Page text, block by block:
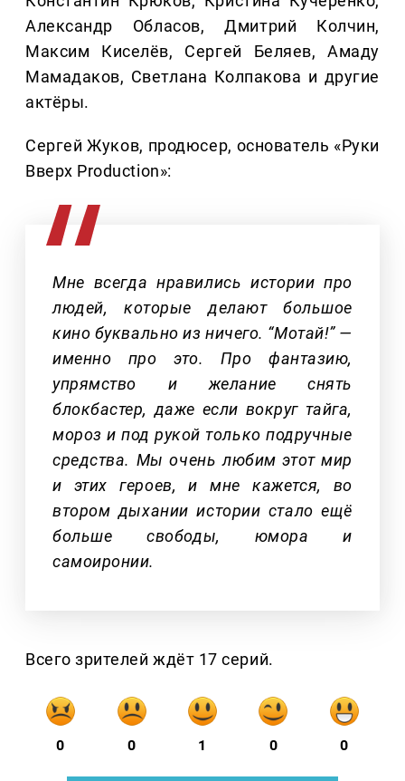
Александр Обласов, Дмитрий Колчин,
Максим Киселёв, Сергей Беляев, Амаду
Мамадаков, Светлана Колпакова и другие
актёры.
Сергей Жуков, продюсер, основатель «Руки
Вверх Production»:
Мне всегда нравились истории про
людей, которые делают большое
кино буквально из ничего. “Мотай!” —
именно про это. Про фантазию,
упрямство и желание снять
блокбастер, даже если вокруг тайга,
мороз и под рукой только подручные
средства. Мы очень любим этот мир
и этих героев, и мне кажется, во
втором дыхании истории стало ещё
больше свободы, юмора и
самоиронии.
Всего зрителей ждёт 17 серий.
0 0 1 0 0